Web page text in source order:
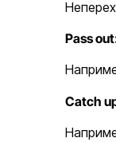
Pass
Catch